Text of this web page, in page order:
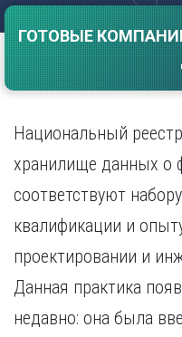
Волгоград
Воронеж
Е
И
Иваново
Иркутск
К
Казань
Калининград
Кемерово
ГОТОВЫЕ
Национальный
хранилище данных о
соответствуют
квалификации и
проектировании и
Данная практика
недавно: она была